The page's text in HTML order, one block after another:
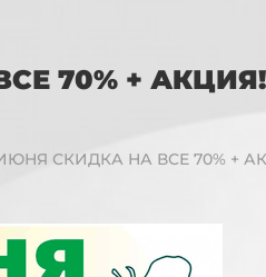
70% + АКЦИЯ!
СКИДКА НА ВСЕ 70% +